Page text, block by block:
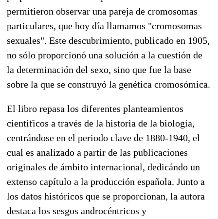
permitieron observar una pareja de cromosomas
particulares, que hoy día llamamos "cromosomas
sexuales". Este descubrimiento, publicado en 1905,
no sólo proporcionó una solución a la cuestión de
la determinación del sexo, sino que fue la base
sobre la que se construyó la genética cromosómica.
El libro repasa los diferentes planteamientos
científicos a través de la historia de la biología,
centrándose en el periodo clave de 1880-1940, el
cual es analizado a partir de las publicaciones
originales de ámbito internacional, dedicándo un
extenso capítulo a la producción española. Junto a
los datos históricos que se proporcionan, la autora
destaca los sesgos androcéntricos y